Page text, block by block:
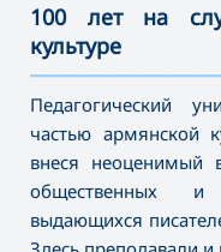
100 лет на
культуре
Педагогический
частью армянской
внеся неоценимый
общественных и
выдающихся